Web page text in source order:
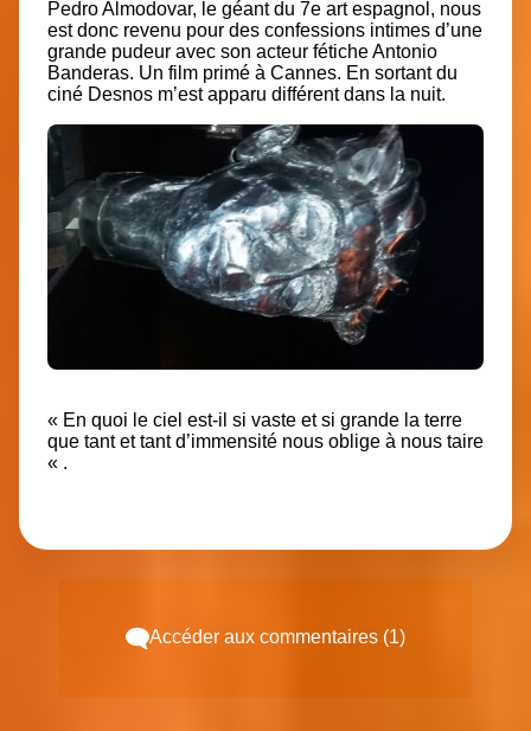
Pedro Almodovar, le géant du 7e art espagnol, nous
est donc revenu pour des confessions intimes d’une
grande pudeur avec son acteur fétiche Antonio
Banderas. Un film primé à Cannes. En sortant du
ciné Desnos m’est apparu différent dans la nuit.
« En quoi le ciel est-il si vaste et si grande la terre
que tant et tant d’immensité nous oblige à nous taire
« .
Accéder aux commentaires (1)